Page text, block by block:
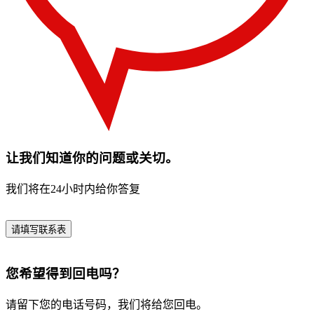
让我们知道你的问题或关切。
我们将在24小时内给你答复
请填写联系表
您希望得到回电吗？
请留下您的电话号码，我们将给您回电。